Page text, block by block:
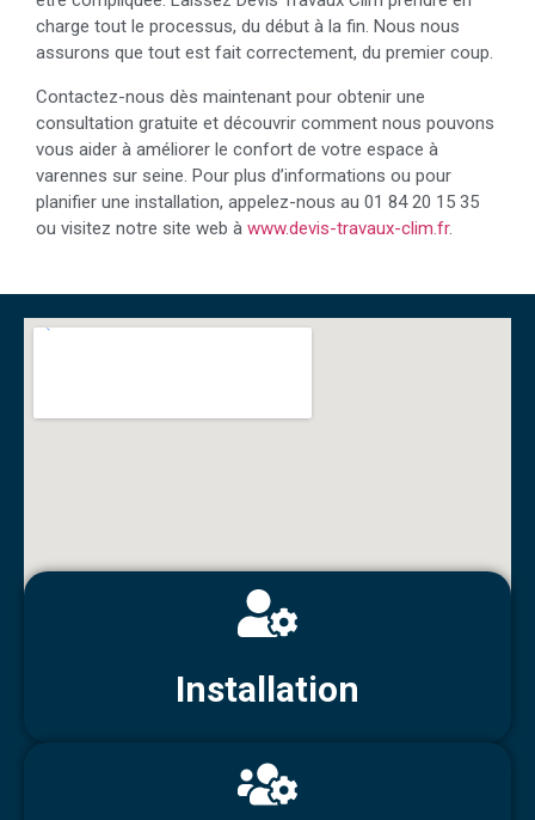
charge tout le processus, du début à la fin. Nous nous
assurons que tout est fait correctement, du premier coup.
Contactez-nous dès maintenant pour obtenir une
consultation gratuite et découvrir comment nous pouvons
vous aider à améliorer le confort de votre espace à
varennes sur seine. Pour plus d’informations ou pour
planifier une installation, appelez-nous au 01 84 20 15 35
ou visitez notre site web à www.devis-travaux-clim.fr.
Installation